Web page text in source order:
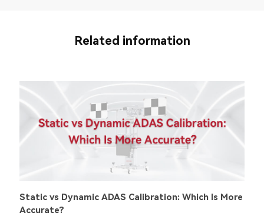
Related information
Static vs Dynamic ADAS Calibration: Which Is More
Accurate?